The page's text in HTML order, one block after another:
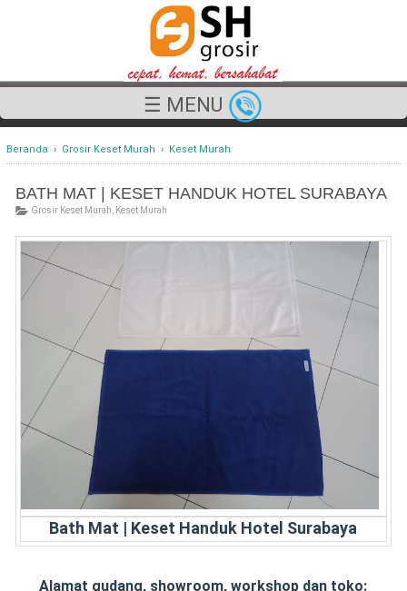
☰ MENU
Beranda › Grosir Keset Murah › Keset Murah
BATH MAT | KESET HANDUK HOTEL SURABAYA
Grosir Keset Murah Keset Murah
Bath Mat | Keset Handuk Hotel Surabaya
Alamat gudang, showroom, workshop dan toko: